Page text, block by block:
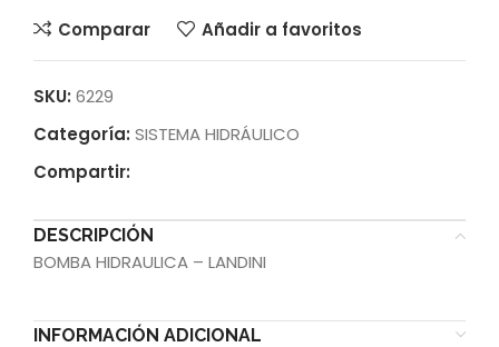
Comparar
Añadir a favoritos
SKU: 6229
Categoría: SISTEMA HIDRÁULICO
Compartir:
DESCRIPCIÓN
BOMBA HIDRAULICA – LANDINI
INFORMACIÓN ADICIONAL